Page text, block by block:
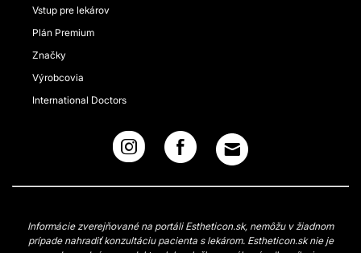
Vstup pre lekárov
Plán Premium
Značky
Výrobcovia
International Doctors
Informácie zverejňované na portáli Estheticon.sk, nemôžu v žiadnom
prípade nahradiť konzultáciu pacienta s lekárom. Estheticon.sk nie je